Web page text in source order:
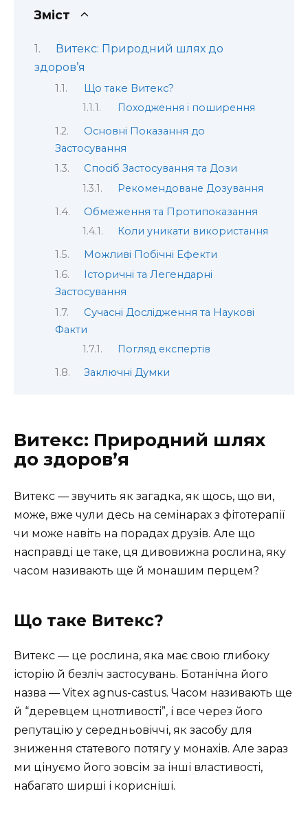
Зміст
Витекс: Природний шлях до
здоров’я
Що таке Витекс?
Походження і поширення
Основні Показання до
Застосування
Спосіб Застосування та Дози
Рекомендоване Дозування
Обмеження та Протипоказання
Коли уникати використання
Можливі Побічні Ефекти
Історичні та Легендарні
Застосування
Сучасні Дослідження та Наукові
Факти
Погляд експертів
Заключні Думки
Витекс: Природний шлях
до здоров’я
Витекс — звучить як загадка, як щось, що ви,
може, вже чули десь на семінарах з фітотерапії
чи може навіть на порадах друзів. Але що
насправді це таке, ця дивовижна рослина, яку
часом називають ще й монашим перцем?
Що таке Витекс?
Витекс — це рослина, яка має свою глибоку
історію й безліч застосувань. Ботанічна його
назва — Vitex agnus-castus. Часом називають ще
й “деревцем цнотливості”, і все через його
репутацію у середньовіччі, як засобу для
зниження статевого потягу у монахів. Але зараз
ми цінуємо його зовсім за інші властивості,
набагато ширші і корисніші.